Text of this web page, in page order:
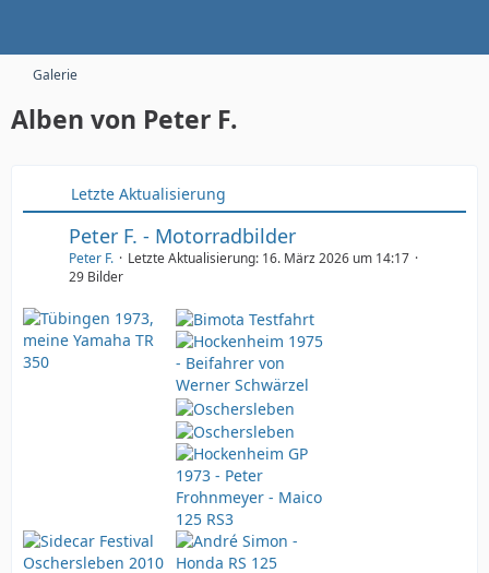
Galerie
Alben von Peter F.
Letzte Aktualisierung
Peter F. - Motorradbilder
Peter F. Letzte Aktualisierung: 16. März 2026 um 14:17
29 Bilder